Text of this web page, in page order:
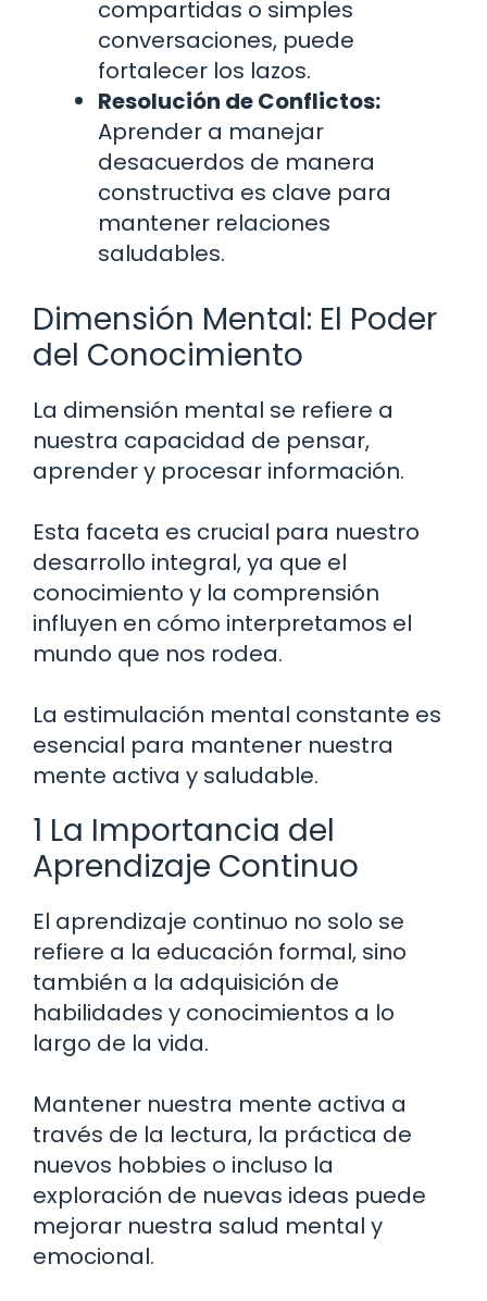
compartidas o simples
conversaciones, puede
fortalecer los lazos.
Resolución de Conflictos:
Aprender a manejar
desacuerdos de manera
constructiva es clave para
mantener relaciones
saludables.
Dimensión Mental: El Poder
del Conocimiento
La dimensión mental se refiere a
nuestra capacidad de pensar,
aprender y procesar información.
Esta faceta es crucial para nuestro
desarrollo integral, ya que el
conocimiento y la comprensión
influyen en cómo interpretamos el
mundo que nos rodea.
La estimulación mental constante es
esencial para mantener nuestra
mente activa y saludable.
1 La Importancia del
Aprendizaje Continuo
El aprendizaje continuo no solo se
refiere a la educación formal, sino
también a la adquisición de
habilidades y conocimientos a lo
largo de la vida.
Mantener nuestra mente activa a
través de la lectura, la práctica de
nuevos hobbies o incluso la
exploración de nuevas ideas puede
mejorar nuestra salud mental y
emocional.